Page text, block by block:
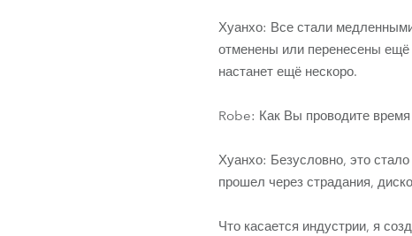
Хуанхо: Все стали
отменены или перенесены ещё
настанет ещё нескоро.
Robe: Как Вы проводите
Хуанхо: Безусловно, это
прошел через страдания,
Что касается индустрии, я